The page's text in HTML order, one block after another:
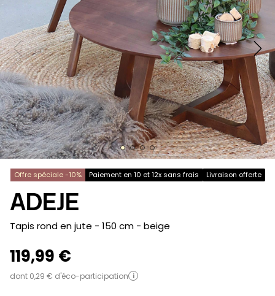
Offre spéciale -10% Paiement en 10 et 12x sans frais Livraison offerte
ADEJE
-
Tapis rond en jute - 150 cm - beige
119,99 €
dont 0,29 € d'éco-participation i